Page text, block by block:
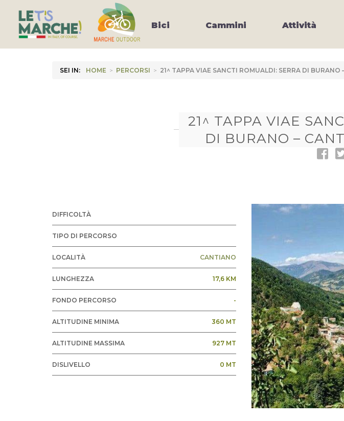
Bici Cammini Attività
SEI IN: HOME > PERCORSI > 21^ TAPPA VIAE SANCTI ROMUALDI: SERRA DI BURANO
21^ TAPPA VIAE
DI BURANO –
DIFFICOLTÀ
TIPO DI PERCORSO
LOCALITÀ CANTIANO
LUNGHEZZA 17,6 KM
FONDO PERCORSO -
ALTITUDINE MINIMA 360 MT
ALTITUDINE MASSIMA 927 MT
DISLIVELLO 0 MT